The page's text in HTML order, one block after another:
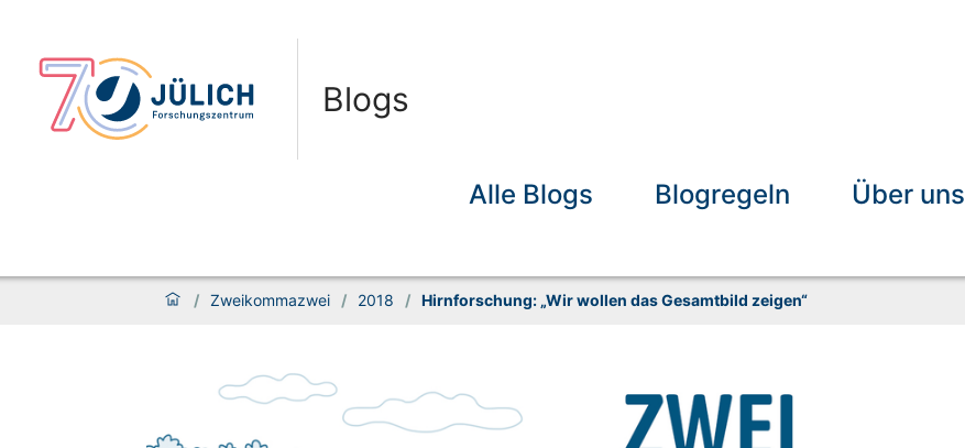
Blogs
Alle Blogs Blogregeln Über uns
/ Zweikommazwei / 2018 / Hirnforschung: „Wir wollen das Gesamtbild zeigen“